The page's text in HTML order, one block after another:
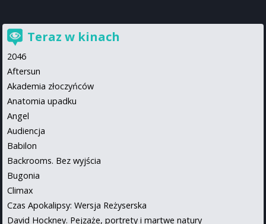
Teraz w kinach
2046
Aftersun
Akademia złoczyńców
Anatomia upadku
Angel
Audiencja
Babilon
Backrooms. Bez wyjścia
Bugonia
Climax
Czas Apokalipsy: Wersja Reżyserska
David Hockney. Pejzaże, portrety i martwe natury